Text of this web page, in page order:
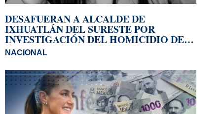
DESAFUERAN A ALCALDE DE
IXHUATLÁN DEL SURESTE POR
INVESTIGACIÓN DEL HOMICIDIO DE
LA PERIODISTA ROXANA GUZMÁN
NACIONAL